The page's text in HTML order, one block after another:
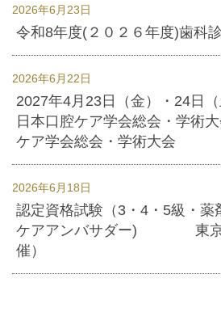
2026年6月23日
令和8年度(２０２６年度)歯科
2026年6月22日
2027年4月23日（金）・24日
日本口腔ケア学会総会・学術
ケア学会総会・学術大会
2026年6月18日
認定資格試験（3・4・5級・薬
ケアアンバサダー) 東京
催）